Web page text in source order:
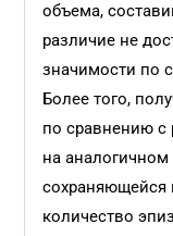
объема,
различие не
значимости по
Более того,
по сравнению с
на аналогичном
сохраняющейся
количество